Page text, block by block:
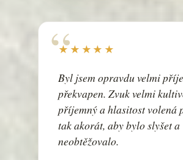
Čechomor
Ondřej Ruml
Hajá, hajá
Hajný je lesa pán
Hallelujah
★★★★★
Byl jsem opravdu velmi
překvapen. Zvuk velmi
příjemný a hlasitost volená
tak akorát, aby bylo slyšet a
neobtěžovalo.